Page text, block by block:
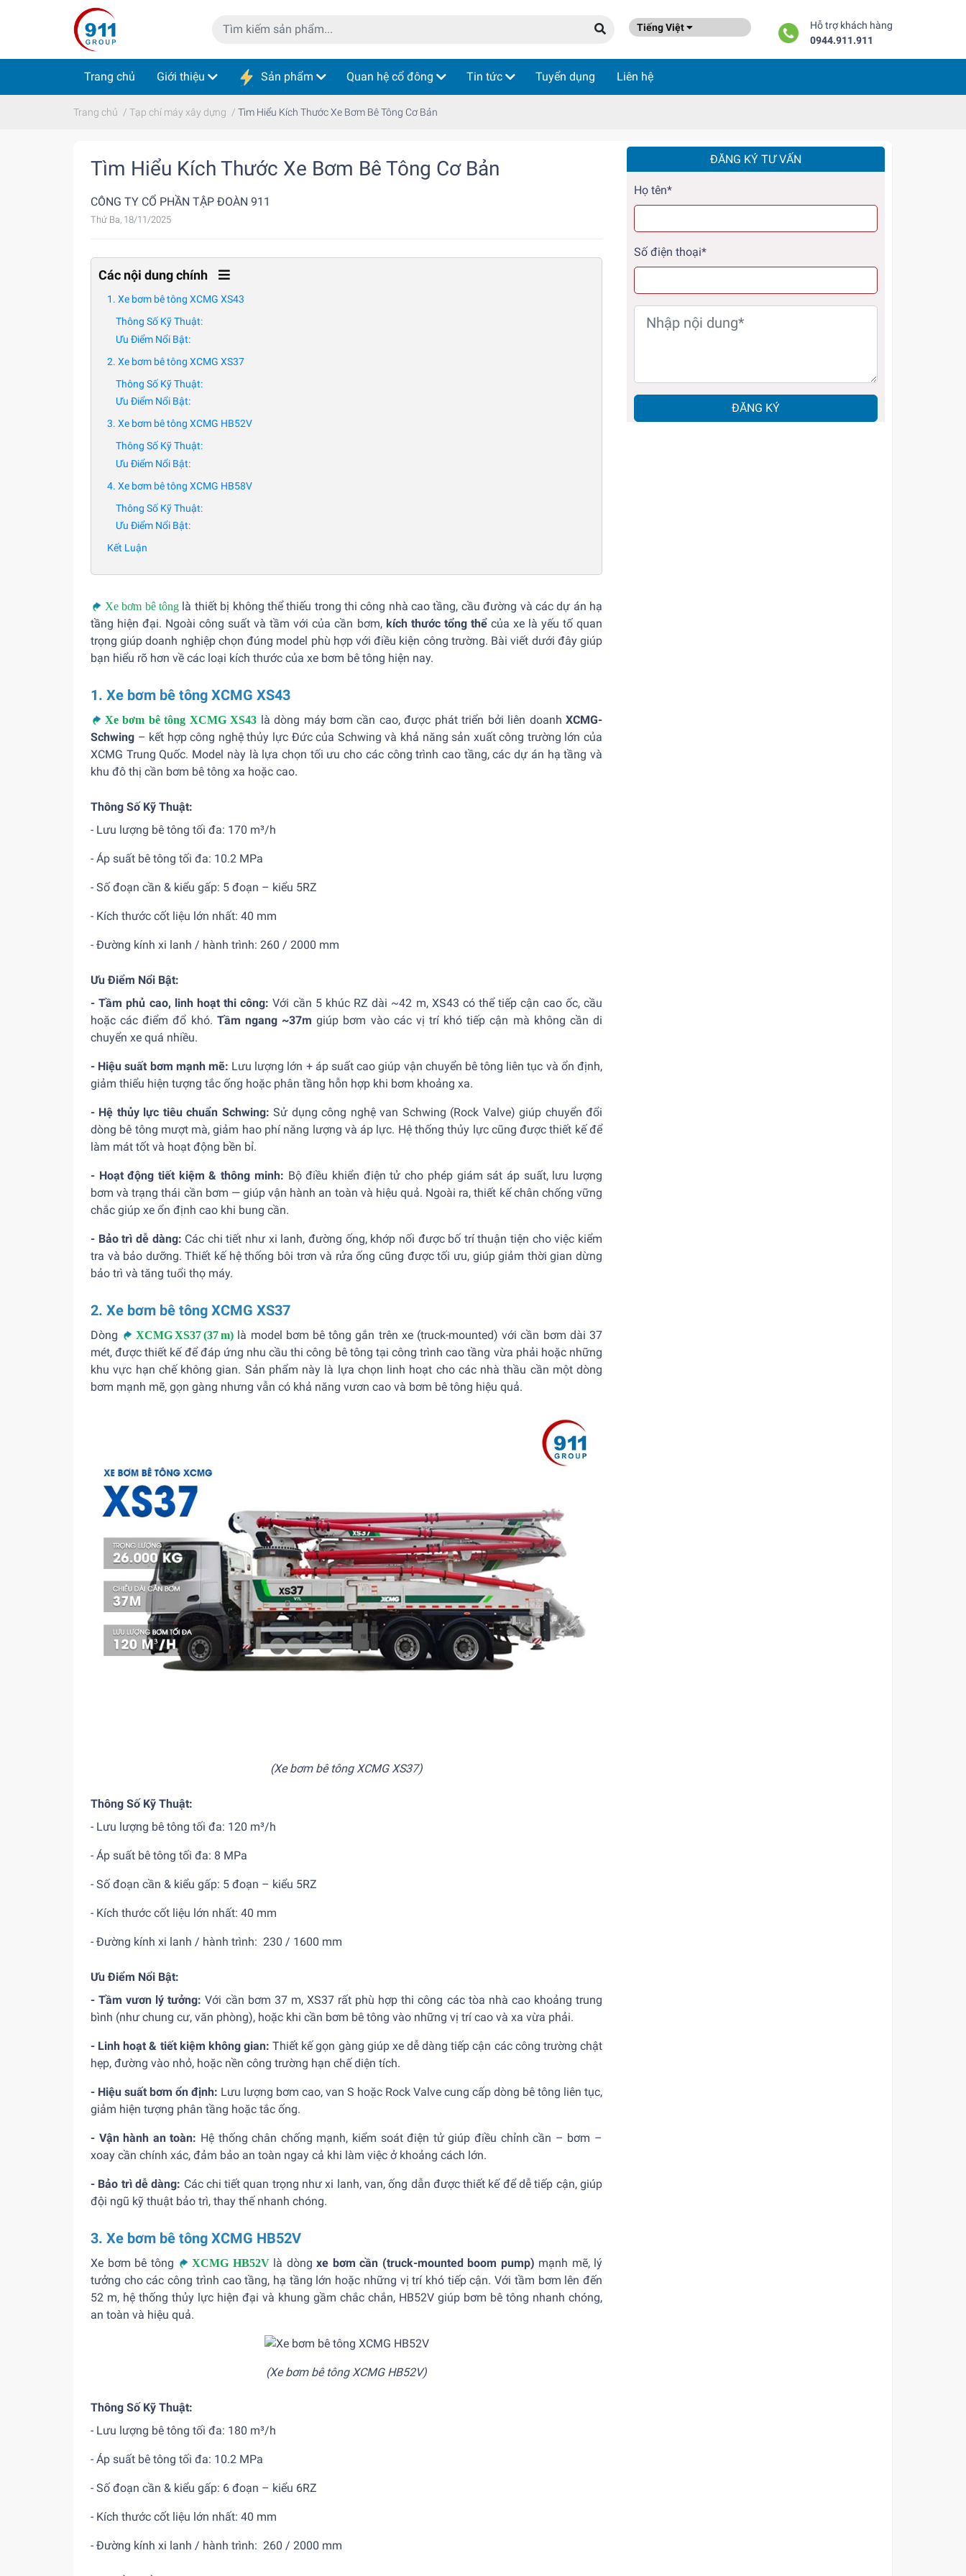
Hỗ trợ khách hàng
0944.911.911
Tiếng Việt
Trang chủ Giới thiệu Sản phẩm Quan hệ cổ đông Tin tức Tuyển dụng Liên hệ
Trang chủ / Tạp chí máy xây dựng / Tìm Hiểu Kích Thước Xe Bơm Bê Tông Cơ Bản
ĐĂNG KÝ TƯ VẤN
Họ tên*
Số điện thoại*
ĐĂNG KÝ
Tìm Hiểu Kích Thước Xe Bơm Bê Tông Cơ Bản
CÔNG TY CỔ PHẦN TẬP ĐOÀN 911
Thứ Ba, 18/11/2025
Các nội dung chính
1. Xe bơm bê tông XCMG XS43
Thông Số Kỹ Thuật:
Ưu Điểm Nổi Bật:
2. Xe bơm bê tông XCMG XS37
Thông Số Kỹ Thuật:
Ưu Điểm Nổi Bật:
3. Xe bơm bê tông XCMG HB52V
Thông Số Kỹ Thuật:
Ưu Điểm Nổi Bật:
4. Xe bơm bê tông XCMG HB58V
Thông Số Kỹ Thuật:
Ưu Điểm Nổi Bật:
Kết Luận
Xe bơm bê tông là thiết bị không thể thiếu trong thi công nhà cao tầng, cầu đường và các dự án hạ
tầng hiện đại. Ngoài công suất và tầm với của cần bơm, kích thước tổng thểcủa xe là yếu tố quan
trọng giúp doanh nghiệp chọn đúng model phù hợp với điều kiện công trường. Bài viết dưới đây giúp
bạn hiểu rõ hơn về các loại kích thước của xe bơm bê tông hiện nay.
1. Xe bơm bê tông XCMG XS43
Xe bơm bê tông XCMG XS43 là dòng máy bơm cần cao, được phát triển bởi liên doanhXCMG-
Schwing – kết hợp công nghệ thủy lực Đức của Schwing và khả năng sản xuất công trường lớn của
XCMG Trung Quốc. Model này là lựa chọn tối ưu cho các công trình cao tầng, các dự án hạ tầng và
khu đô thị cần bơm bê tông xa hoặc cao.
Thông Số Kỹ Thuật:
- Lưu lượng bê tông tối đa: 170 m³/h
- Áp suất bê tông tối đa: 10.2 MPa
- Số đoạn cần & kiểu gấp: 5 đoạn – kiểu 5RZ
- Kích thước cốt liệu lớn nhất: 40 mm
- Đường kính xi lanh / hành trình: 260 / 2000 mm
Ưu Điểm Nổi Bật:
- Tầm phủ cao, linh hoạt thi công:Với cần 5 khúc RZ dài ~42 m, XS43 có thể tiếp cận cao ốc, cầu
hoặc các điểm đổ khó. Tầm ngang ~37m giúp bơm vào các vị trí khó tiếp cận mà không cần di
chuyển xe quá nhiều.
- Hiệu suất bơm mạnh mẽ: Lưu lượng lớn + áp suất cao giúp vận chuyển bê tông liên tục và ổn định,
giảm thiểu hiện tượng tắc ống hoặc phân tầng hỗn hợp khi bơm khoảng xa.
- Hệ thủy lực tiêu chuẩn Schwing:Sử dụng công nghệ van Schwing (Rock Valve) giúp chuyển đổi
dòng bê tông mượt mà, giảm hao phí năng lượng và áp lực. Hệ thống thủy lực cũng được thiết kế để
làm mát tốt và hoạt động bền bỉ.
- Hoạt động tiết kiệm & thông minh: Bộ điều khiển điện tử cho phép giám sát áp suất, lưu lượng
bơm và trạng thái cần bơm — giúp vận hành an toàn và hiệu quả. Ngoài ra, thiết kế chân chống vững
chắc giúp xe ổn định cao khi bung cần.
- Bảo trì dễ dàng: Các chi tiết như xi lanh, đường ống, khớp nối được bố trí thuận tiện cho việc kiểm
tra và bảo dưỡng. Thiết kế hệ thống bôi trơn và rửa ống cũng được tối ưu, giúp giảm thời gian dừng
bảo trì và tăng tuổi thọ máy.
2. Xe bơm bê tông XCMG XS37
Dòng XCMG XS37 (37 m) là model bơm bê tông gắn trên xe (truck-mounted) với cần bơm dài 37
mét, được thiết kế để đáp ứng nhu cầu thi công bê tông tại công trình cao tầng vừa phải hoặc những
khu vực hạn chế không gian. Sản phẩm này là lựa chọn linh hoạt cho các nhà thầu cần một dòng
bơm mạnh mẽ, gọn gàng nhưng vẫn có khả năng vươn cao và bơm bê tông hiệu quả.
(Xe bơm bê tông XCMG XS37)
Thông Số Kỹ Thuật:
- Lưu lượng bê tông tối đa: 120 m³/h
- Áp suất bê tông tối đa: 8 MPa
- Số đoạn cần & kiểu gấp: 5 đoạn – kiểu 5RZ
- Kích thước cốt liệu lớn nhất: 40 mm
- Đường kính xi lanh / hành trình: 230 / 1600 mm
Ưu Điểm Nổi Bật:
- Tầm vươn lý tưởng: Với cần bơm 37 m, XS37 rất phù hợp thi công các tòa nhà cao khoảng trung
bình (như chung cư, văn phòng), hoặc khi cần bơm bê tông vào những vị trí cao và xa vừa phải.
- Linh hoạt & tiết kiệm không gian: Thiết kế gọn gàng giúp xe dễ dàng tiếp cận các công trường chật
hẹp, đường vào nhỏ, hoặc nền công trường hạn chế diện tích.
- Hiệu suất bơm ổn định: Lưu lượng bơm cao, van S hoặc Rock Valve cung cấp dòng bê tông liên tục,
giảm hiện tượng phân tầng hoặc tắc ống.
- Vận hành an toàn: Hệ thống chân chống mạnh, kiểm soát điện tử giúp điều chỉnh cần – bơm –
xoay cần chính xác, đảm bảo an toàn ngay cả khi làm việc ở khoảng cách lớn.
- Bảo trì dễ dàng: Các chi tiết quan trọng như xi lanh, van, ống dẫn được thiết kế để dễ tiếp cận, giúp
đội ngũ kỹ thuật bảo trì, thay thế nhanh chóng.
3. Xe bơm bê tông XCMG HB52V
Xe bơm bê tông XCMG HB52Vlà dòng xe bơm cần (truck-mounted boom pump) mạnh mẽ, lý
tưởng cho các công trình cao tầng, hạ tầng lớn hoặc những vị trí khó tiếp cận. Với tầm bơm lên đến
52 m, hệ thống thủy lực hiện đại và khung gầm chắc chắn, HB52V giúp bơm bê tông nhanh chóng,
an toàn và hiệu quả.
(Xe bơm bê tông XCMG HB52V)
Thông Số Kỹ Thuật:
- Lưu lượng bê tông tối đa: 180 m³/h
- Áp suất bê tông tối đa: 10.2 MPa
- Số đoạn cần & kiểu gấp: 6 đoạn – kiểu 6RZ
- Kích thước cốt liệu lớn nhất: 40 mm
- Đường kính xi lanh / hành trình: 260 / 2000 mm